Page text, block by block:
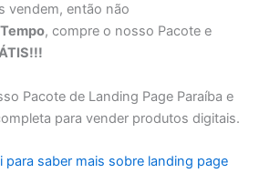
vendem, então não
Tempo, compre o nosso Pacote e
Pacote de Landing Page Paraíba e
para vender produtos digitais.